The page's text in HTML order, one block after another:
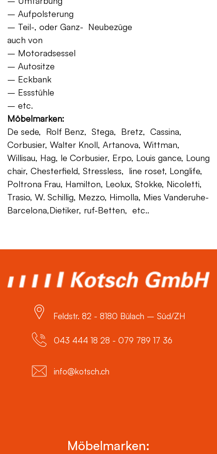
– Aufpolsterung
– Teil-, oder Ganz- Neubezüge
auch von
– Motoradsessel
– Autositze
– Eckbank
– Essstühle
– etc.
Möbelmarken:
De sede, Rolf Benz, Stega, Bretz, Cassina,
Corbusier, Walter Knoll, Artanova, Wittman,
Willisau, Hag, le Corbusier, Erpo, Louis gance, Loung
chair, Chesterfield, Stressless, line roset, Longlife,
Poltrona Frau, Hamilton, Leolux, Stokke, Nicoletti,
Trasio, W. Schillig, Mezzo, Himolla, Mies Vanderuhe-
Barcelona,Dietiker, ruf-Betten, etc..
Feldstr. 82 - 8180 Bülach – Süd/ZH
043 444 18 28 - 079 789 17 36
info@kotsch.ch
Möbelmarken: